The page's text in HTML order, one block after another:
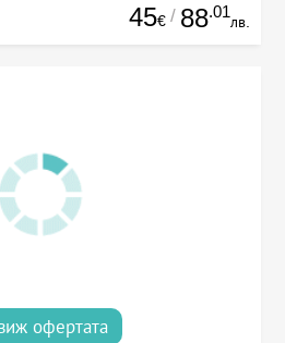
45€ / 88.01
лв.
офертата